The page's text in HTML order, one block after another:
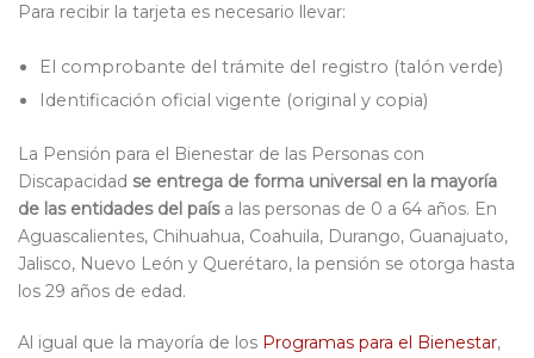
Para recibir la tarjeta es necesario llevar:
El comprobante del trámite del registro (talón verde)
Identificación oficial vigente (original y copia)
La Pensión para el Bienestar de las Personas con
Discapacidad se entrega de forma universal en la mayoría
de las entidades del paísa las personas de 0 a 64 años. En
Aguascalientes, Chihuahua, Coahuila, Durango, Guanajuato,
Jalisco, Nuevo León y Querétaro, la pensión se otorga hasta
los 29 años de edad.
Al igual que la mayoría de los Programas para el Bienestar,